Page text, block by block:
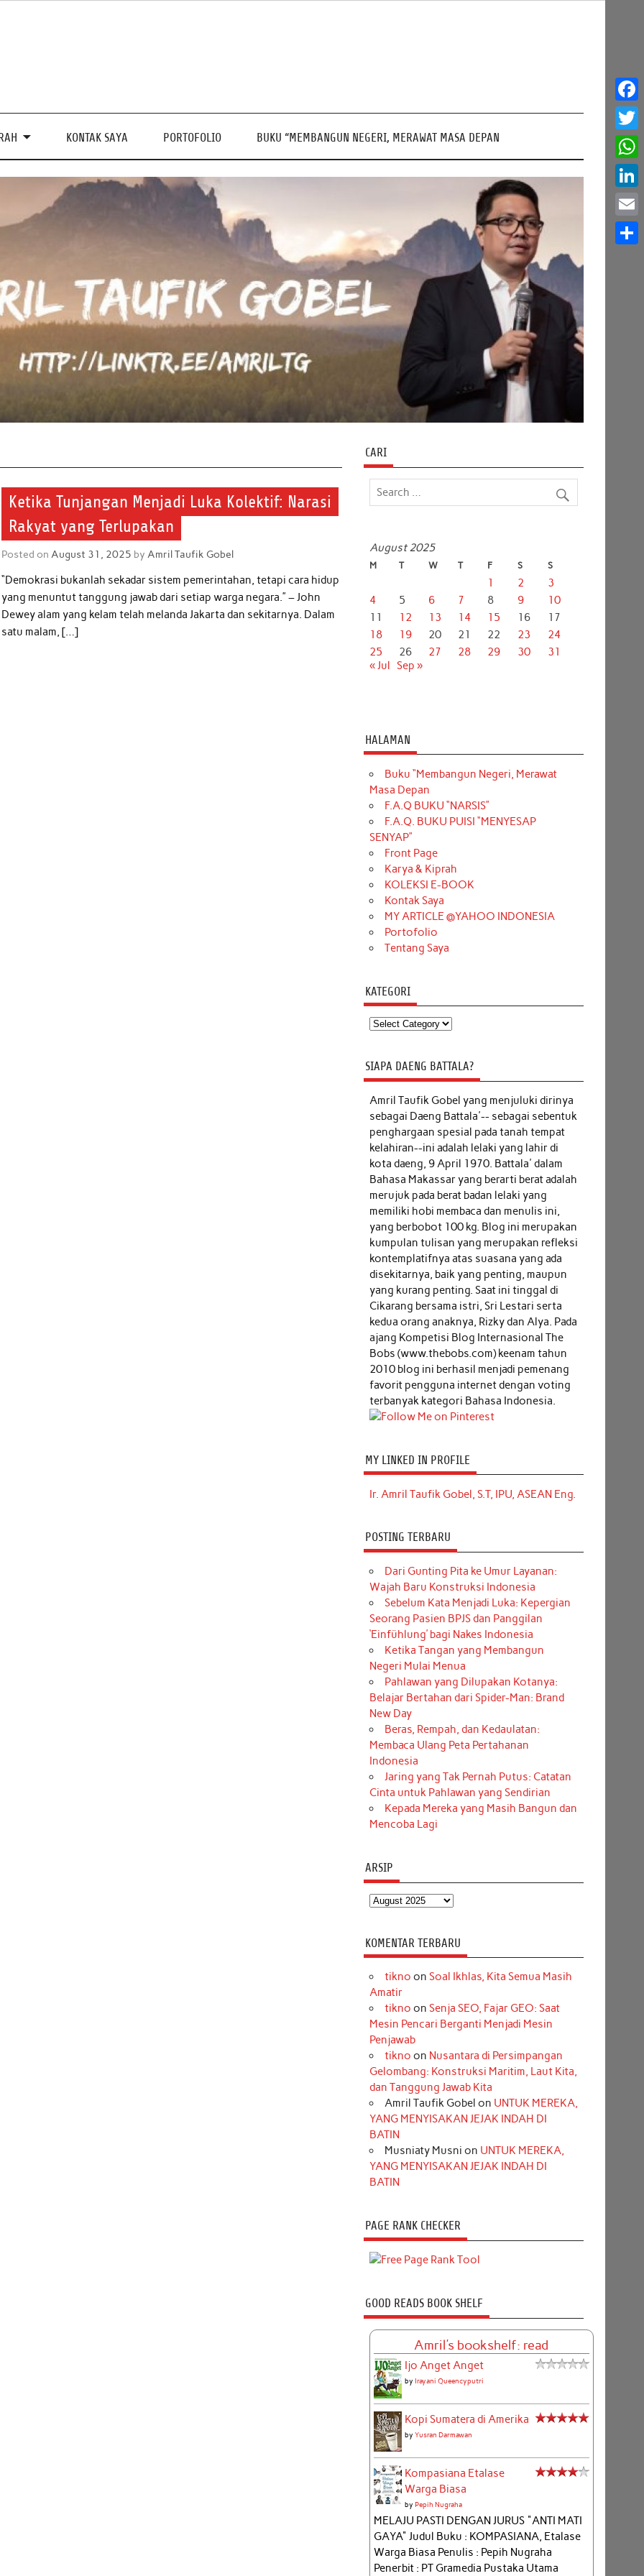
KONTAK SAYA PORTOFOLIO BUKU “MEMBANGUN NEGERI, MERAWAT MASA DEPAN
Ketika Tunjangan Menjadi Luka Kolektif: Narasi
Rakyat yang Terlupakan
Posted onAugust 31, 2025 byAmril Taufik Gobel
“Demokrasi bukanlah sekadar sistem pemerintahan, tetapi cara hidup
yang menuntut tanggung jawab dari setiap warga negara.” – John
Dewey alam yang kelam telah melanda Jakarta dan sekitarnya. Dalam
satu malam, […]
CARI
August 2025
M T W T F S S
1 2
3
4
5 6 7 8 9
10
11
12 13 14 15 16
17
18
19 20 21 22 23
24
25
26 27 28 29 30
31
« Jul Sep »
HALAMAN
Buku “Membangun Negeri, Merawat
Masa Depan
F.A.Q BUKU “NARSIS”
F.A.Q. BUKU PUISI “MENYESAP
SENYAP”
Front Page
Karya & Kiprah
KOLEKSI E-BOOK
Kontak Saya
MY ARTICLE @YAHOO INDONESIA
Portofolio
Tentang Saya
KATEGORI
Kategori
SIAPA DAENG BATTALA?
Amril Taufik Gobel yang menjuluki dirinya
sebagai Daeng Battala'-- sebagai sebentuk
penghargaan spesial pada tanah tempat
kelahiran--ini adalah lelaki yang lahir di
kota daeng, 9 April 1970. Battala' dalam
Bahasa Makassar yang berarti berat adalah
merujuk pada berat badan lelaki yang
memiliki hobi membaca dan menulis ini,
yang berbobot 100 kg. Blog ini merupakan
kumpulan tulisan yang merupakan refleksi
kontemplatifnya atas suasana yang ada
disekitarnya, baik yang penting, maupun
yang kurang penting. Saat ini tinggal di
Cikarang bersama istri, Sri Lestari serta
kedua orang anaknya, Rizky dan Alya. Pada
ajang Kompetisi Blog Internasional The
Bobs (www.thebobs.com) keenam tahun
2010 blog ini berhasil menjadi pemenang
favorit pengguna internet dengan voting
terbanyak kategori Bahasa Indonesia.
MY LINKED IN PROFILE
Ir. Amril Taufik Gobel, S.T, IPU, ASEAN Eng.
POSTING TERBARU
Dari Gunting Pita ke Umur Layanan:
Wajah Baru Konstruksi Indonesia
Sebelum Kata Menjadi Luka: Kepergian
Seorang Pasien BPJS dan Panggilan
‘Einfühlung’ bagi Nakes Indonesia
Ketika Tangan yang Membangun
Negeri Mulai Menua
Pahlawan yang Dilupakan Kotanya:
Belajar Bertahan dari Spider-Man: Brand
New Day
Beras, Rempah, dan Kedaulatan:
Membaca Ulang Peta Pertahanan
Indonesia
Jaring yang Tak Pernah Putus: Catatan
Cinta untuk Pahlawan yang Sendirian
Kepada Mereka yang Masih Bangun dan
Mencoba Lagi
ARSIP
Arsip
KOMENTAR TERBARU
tikno on Soal Ikhlas, Kita Semua Masih
Amatir
tikno on Senja SEO, Fajar GEO: Saat
Mesin Pencari Berganti Menjadi Mesin
Penjawab
tikno on Nusantara di Persimpangan
Gelombang: Konstruksi Maritim, Laut Kita,
dan Tanggung Jawab Kita
Amril Taufik Gobel on UNTUK MEREKA,
YANG MENYISAKAN JEJAK INDAH DI
BATIN
Musniaty Musni on UNTUK MEREKA,
YANG MENYISAKAN JEJAK INDAH DI
BATIN
PAGE RANK CHECKER
GOOD READS BOOK SHELF
Amril's bookshelf: read
Ijo Anget Anget
by Irayani Queencyputri
Kopi Sumatera di Amerika
by Yusran Darmawan
Kompasiana Etalase
Warga Biasa
by Pepih Nugraha
MELAJU PASTI DENGAN JURUS "ANTI MATI
GAYA" Judul Buku : KOMPASIANA, Etalase
Warga Biasa Penulis : Pepih Nugraha
Penerbit : PT Gramedia Pustaka Utama
Email